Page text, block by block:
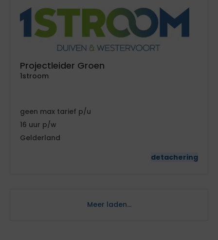
Projectleider Groen
1stroom
geen
tarief
16
Gelderland
detachering
Meer laden...